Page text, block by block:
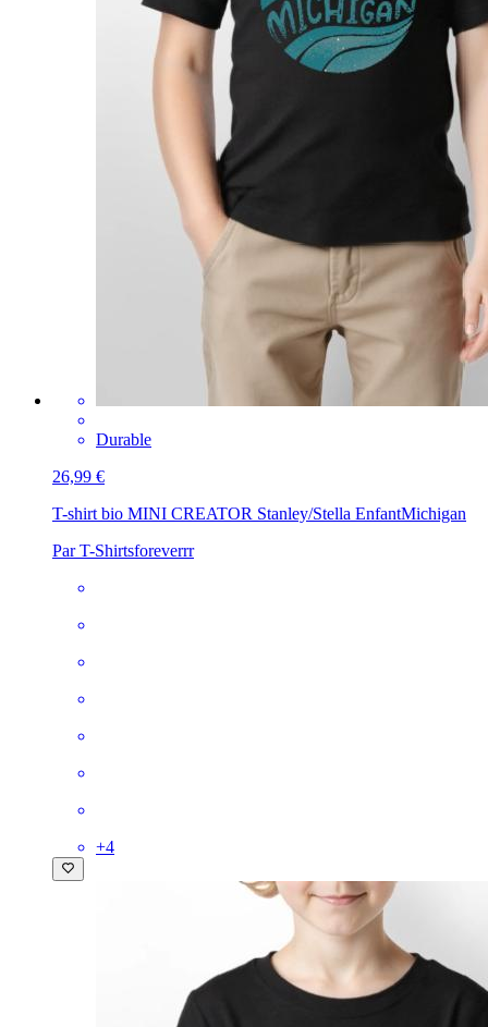
Durable
26,99 €
T-shirt bio MINI CREATOR Stanley/Stella EnfantMichigan
Par T-Shirtsforeverrr
+4